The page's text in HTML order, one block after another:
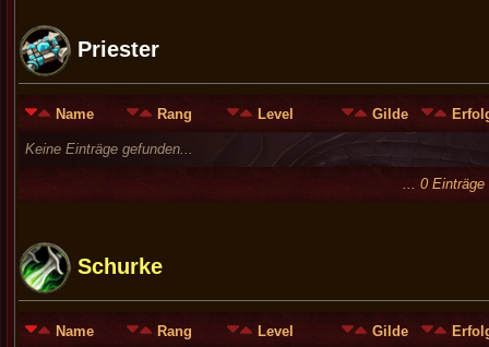
Priester
Name Rang Level Gilde
Keine Einträge gefunden...
... 0
Schurke
Name Rang Level Gilde